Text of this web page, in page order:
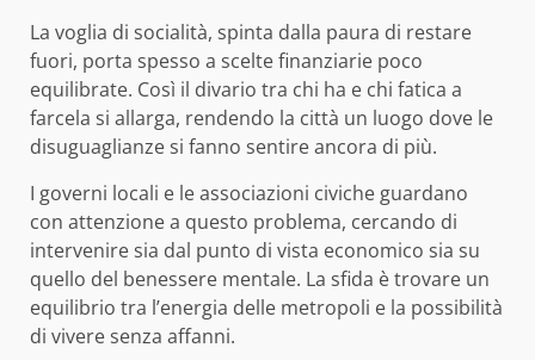
La voglia di socialità, spinta dalla paura di restare
fuori, porta spesso a scelte finanziarie poco
equilibrate. Così il divario tra chi ha e chi fatica a
farcela si allarga, rendendo la città un luogo dove le
disuguaglianze si fanno sentire ancora di più.
I governi locali e le associazioni civiche guardano
con attenzione a questo problema, cercando di
intervenire sia dal punto di vista economico sia su
quello del benessere mentale. La sfida è trovare un
equilibrio tra l’energia delle metropoli e la possibilità
di vivere senza affanni.